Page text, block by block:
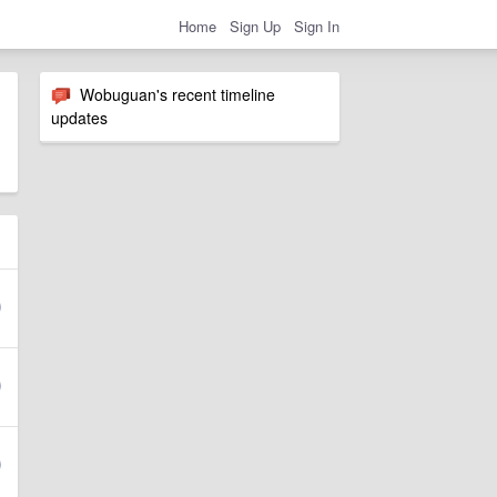
Home Sign Up Sign In
Wobuguan's recent timeline
updates